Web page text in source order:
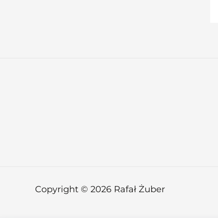
Copyright © 2026 Rafał Żuber